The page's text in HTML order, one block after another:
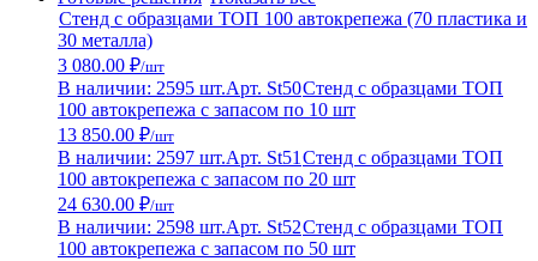
Стенд с образцами ТОП 100 автокрепежа (70 пластика и
30 металла)
3 080.00 ₽/шт
В наличии: 2595 шт.Арт. St50Стенд с образцами ТОП
100 автокрепежа с запасом по 10 шт
13 850.00 ₽/шт
В наличии: 2597 шт.Арт. St51 Стенд с образцами ТОП
100 автокрепежа с запасом по 20 шт
24 630.00 ₽/шт
В наличии: 2598 шт.Арт. St52Стенд с образцами ТОП
100 автокрепежа с запасом по 50 шт